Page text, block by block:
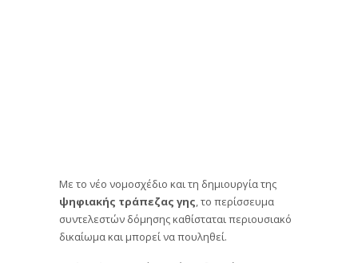
Με το νέο νομοσχέδιο και τη δημιουργία της
ψηφιακής τράπεζας γης, το περίσσευμα
συντελεστών δόμησης καθίσταται περιουσιακό
δικαίωμα και μπορεί να πουληθεί.